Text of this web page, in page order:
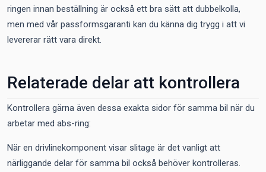
ringen innan beställning är också ett bra sätt att dubbelkolla,
men med vår passformsgaranti kan du känna dig trygg i att vi
levererar rätt vara direkt.
Relaterade delar att kontrollera
Kontrollera gärna även dessa exakta sidor för samma bil när du
arbetar med abs-ring:
När en drivlinekomponent visar slitage är det vanligt att
närliggande delar för samma bil också behöver kontrolleras.